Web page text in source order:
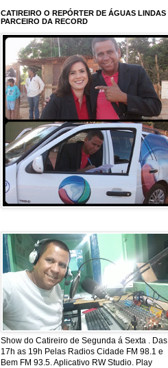
CATIREIRO O REPÓRTER DE ÁGUAS LINDAS
PARCEIRO DA RECORD
Show do Catireiro de Segunda á Sexta . Das
17h as 19h Pelas Radios Cidade FM 98.1 e
Bem FM 93.5. Aplicativo RW Studio. Play